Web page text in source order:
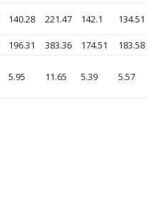
140.28 221.47 142.1 134.51
196.31 383.36 174.51
183.58
5.95 11.65 5.39 5.57